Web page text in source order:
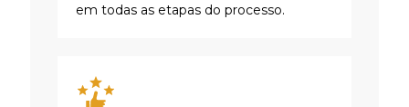
em todas as etapas do processo.